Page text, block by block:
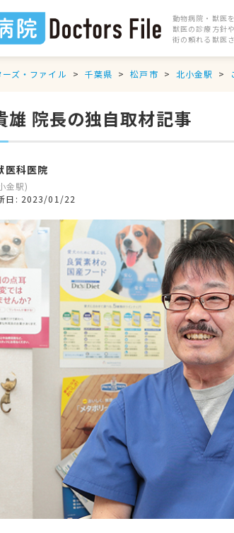
動物病院・獣医
獣医の診療方針
街の頼れる獣医
ズ・ファイル 千葉県 松戸市 北小金駅
雄 院長の独自取材記事
医科医院
金駅)
日: 2023/01/22